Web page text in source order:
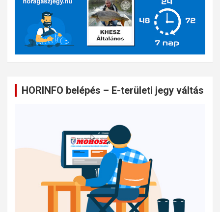
HORINFO belépés – E-területi jegy váltás